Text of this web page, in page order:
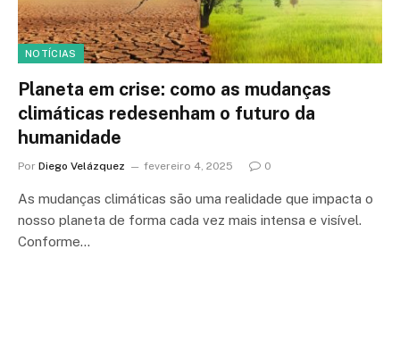
NOTÍCIAS
Planeta em crise: como as mudanças
climáticas redesenham o futuro da
humanidade
Por Diego Velázquez fevereiro 4, 2025 0
As mudanças climáticas são uma realidade que impacta o
nosso planeta de forma cada vez mais intensa e visível.
Conforme…